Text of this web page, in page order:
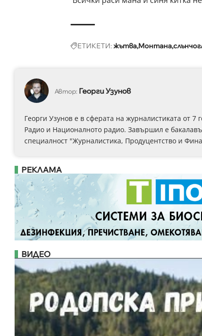
ЕТИКЕТИ:жътваМонтана
Автор: Георги Узунов
Георги Узунов е в сферата на журналистиката от
Радио и Националното радио. Завършил е
специалност "Журналистика, Продуцентство и
РЕКЛАМА
ВИДЕО